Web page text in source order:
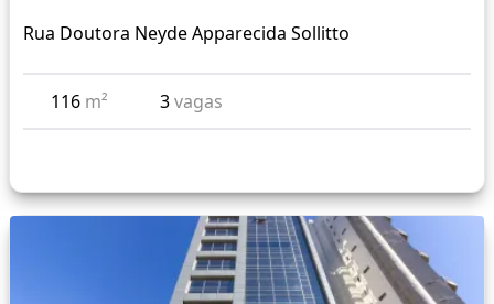
Rua Doutora Neyde Apparecida Sollitto
116 m² 3vagas